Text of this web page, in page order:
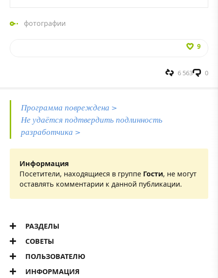
фотографии
9
0
6 563
Программа повреждена >
Не удаётся подтвердить подлинность
разработчика >
Информация
Посетители, находящиеся в группе Гости, не могут
оставлять комментарии к данной публикации.
РАЗДЕЛЫ
СОВЕТЫ
ПОЛЬЗОВАТЕЛЮ
ИНФОРМАЦИЯ